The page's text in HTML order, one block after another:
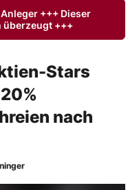
+++ Dieser
+++
Stars
nach